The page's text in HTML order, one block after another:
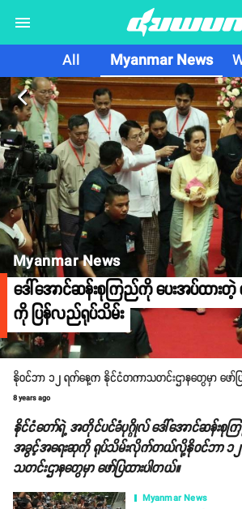
All Myanmar News
arrow_back_ios
Myanmar News
ဒေါ်အောင်ဆန်းစုကြည်ကို ပေးအပ်ထာ
ကို ပြန်လည်ရုပ်သိမ်း
နိုဝင်ဘာ ၁၂ ရက်နေ့က နိုင်ငံတကာသတင်းဌာနတွေမှာ ဖော်ပ
8 years ago
နိုင်ငံတော်ရဲ့ အတိုင်ပင်ခံပုဂ္ဂိုလ် ဒေါ်အောင်ဆန်းစု
အခွင့်အရေးဆုကို ရုပ်သိမ်းလိုက်တယ်လို့နိုဝင်ဘာ ၁
သတင်းဌာနတွေမှာ ဖော်ပြထားပါတယ်။
Myanmar News